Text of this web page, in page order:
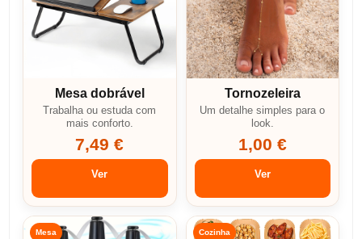
Mesa dobrável
Trabalha ou estuda com
mais conforto.
7,49 €
Ver
Tornozeleira
Um detalhe simples para o
look.
1,00 €
Ver
Mesa Cozinha